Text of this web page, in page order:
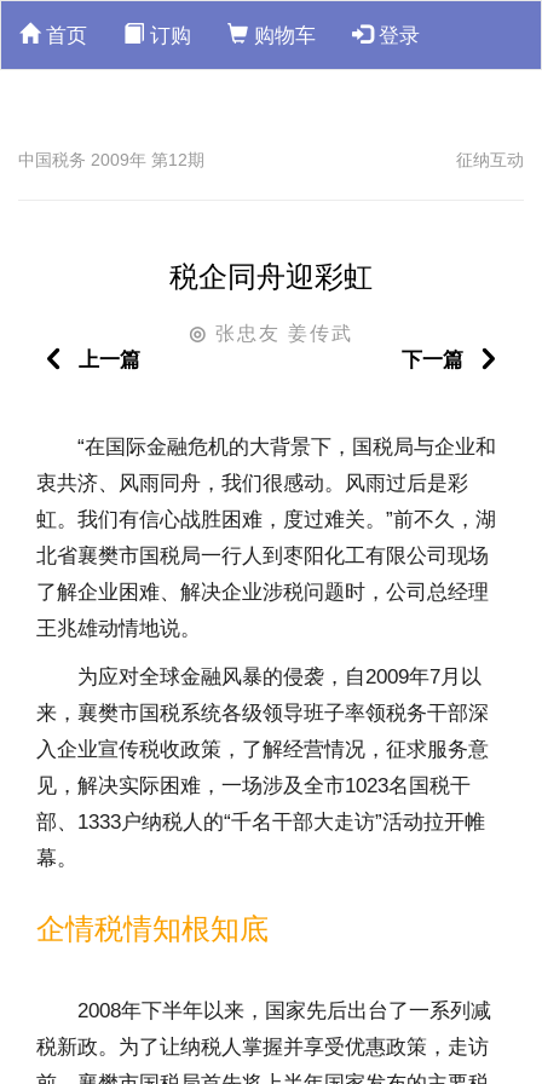
首页 订购 购物车 登录
中国税务 2009年 第12期 征纳互动
税企同舟迎彩虹
◎ 张忠友 姜传武
上一篇
下一篇
“在国际金融危机的大背景下，国税局与企业和
衷共济、风雨同舟，我们很感动。风雨过后是彩
虹。我们有信心战胜困难，度过难关。”前不久，湖
北省襄樊市国税局一行人到枣阳化工有限公司现场
了解企业困难、解决企业涉税问题时，公司总经理
王兆雄动情地说。
为应对全球金融风暴的侵袭，自2009年7月以
来，襄樊市国税系统各级领导班子率领税务干部深
入企业宣传税收政策，了解经营情况，征求服务意
见，解决实际困难，一场涉及全市1023名国税干
部、1333户纳税人的“千名干部大走访”活动拉开帷
幕。
企情税情知根知底
2008年下半年以来，国家先后出台了一系列减
税新政。为了让纳税人掌握并享受优惠政策，走访